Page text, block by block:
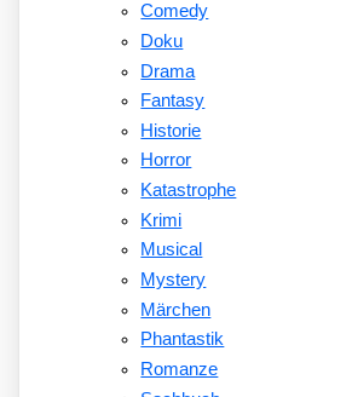
Comedy
Doku
Drama
Fantasy
Historie
Horror
Katastrophe
Krimi
Musical
Mystery
Märchen
Phantastik
Romanze